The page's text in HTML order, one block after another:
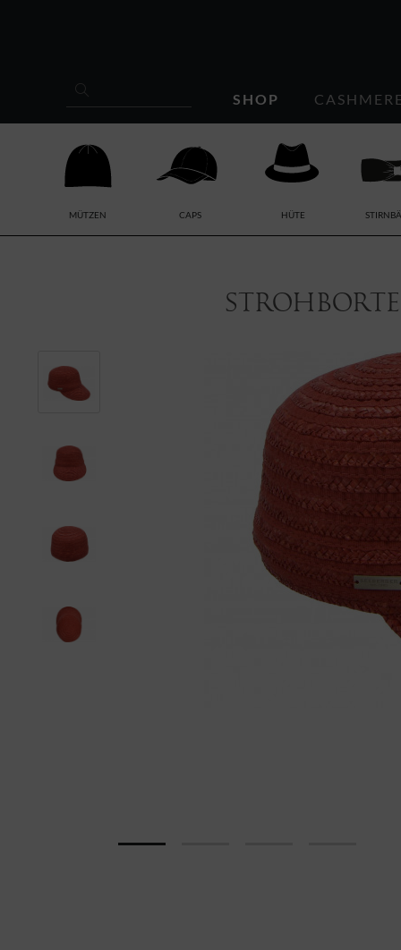
SHOP CASHMERE
MÜTZEN CAPS HÜTE
Strohborte